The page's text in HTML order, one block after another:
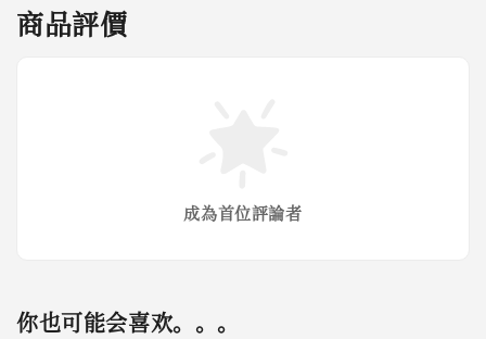
商品評價
成為首位評論者
你也可能会喜欢。。。